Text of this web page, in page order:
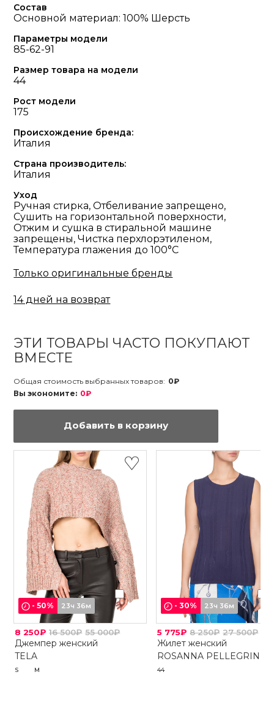
Состав
Основной материал: 100% Шерсть
Параметры модели
85-62-91
Размер товара на модели
44
Рост модели
175
Происхождение бренда:
Италия
Страна производитель:
Италия
Уход
Ручная стирка, Отбеливание запрещено,
Сушить на горизонтальной поверхности,
Отжим и сушка в стиральной машине
запрещены, Чистка перхлорэтиленом,
Температура глажения до 100°С
Только оригинальные бренды
14 дней на возврат
ЭТИ ТОВАРЫ ЧАСТО ПОКУПАЮТ
ВМЕСТЕ
Общая стоимость выбранных товаров: 0₽
Вы экономите: 0₽
Добавить в корзину
-50% 23ч 36м
8 250₽ 16 500₽ 55 000₽
Джемпер женский
TELA
S M
-30% 23ч 36м
5 775₽ 8 250₽ 27 500₽
Жилет женский
ROSANNA PELLEGRINI
44